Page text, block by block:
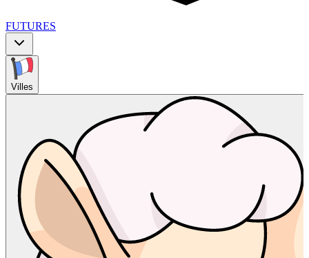
FUTURES
Villes